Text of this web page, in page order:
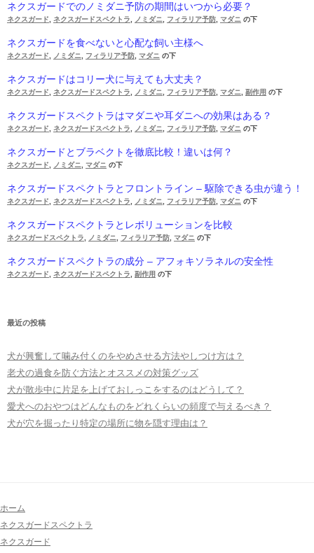
ネクスガードでのノミダニ予防の期間はいつから必要？
ネクスガード, ネクスガードスペクトラ, ノミダニ, フィラリア予防, マダニ の下
ネクスガードを食べないと心配な飼い主様へ
ネクスガード, ノミダニ, フィラリア予防, マダニ の下
ネクスガードはコリー犬に与えても大丈夫？
ネクスガード, ネクスガードスペクトラ, ノミダニ, フィラリア予防, マダニ, 副作用 の下
ネクスガードスペクトラはマダニや耳ダニへの効果はある？
ネクスガード, ネクスガードスペクトラ, ノミダニ, フィラリア予防, マダニ の下
ネクスガードとブラベクトを徹底比較！違いは何？
ネクスガード, ノミダニ, マダニ の下
ネクスガードスペクトラとフロントライン – 駆除できる虫が違う！
ネクスガード, ネクスガードスペクトラ, ノミダニ, フィラリア予防, マダニ の下
ネクスガードスペクトラとレボリューションを比較
ネクスガードスペクトラ, ノミダニ, フィラリア予防, マダニ の下
ネクスガードスペクトラの成分 – アフォキソラネルの安全性
ネクスガード, ネクスガードスペクトラ, 副作用 の下
最近の投稿
犬が興奮して噛み付くのをやめさせる方法やしつけ方は？
老犬の過食を防ぐ方法とオススメの対策グッズ
犬が散歩中に片足を上げておしっこをするのはどうして？
愛犬へのおやつはどんなものをどれくらいの頻度で与えるべき？
犬が穴を掘ったり特定の場所に物を隠す理由は？
ホーム
ネクスガードスペクトラ
ネクスガード